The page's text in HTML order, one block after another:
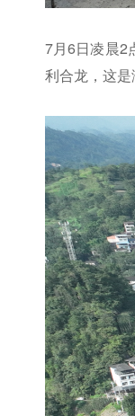
7月6日凌晨2
利合龙，这